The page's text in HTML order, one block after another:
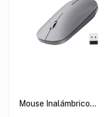
Mouse Inalámbrico